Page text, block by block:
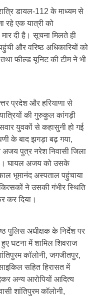
डायल-112 के माध्यम से
रहे एक यात्री को
दी है। सूचना मिलते ही
और वरिष्ठ अधिकारियों को
फील्ड यूनिट की टीम ने भी
प्रदेश और हरियाणा से
की गुरुकुल कांगड़ी
युवकों से कहासुनी हो गई
के बाद झगड़ा बढ़ गया,
पुत्र नरेश निवासी जिला
दी। घायल अजय को उसके
भूमानंद अस्पताल पहुंचाया
ने उसकी गंभीर स्थिति
कर दिया।
पुलिस अधीक्षक के निर्देश पर
हुए घटना में शामिल शिवराज
कॉलोनी, जगजीतपुर,
सहित हिरासत में
अन्य आरोपियों आदित्य
शांतिपुरम कॉलोनी,